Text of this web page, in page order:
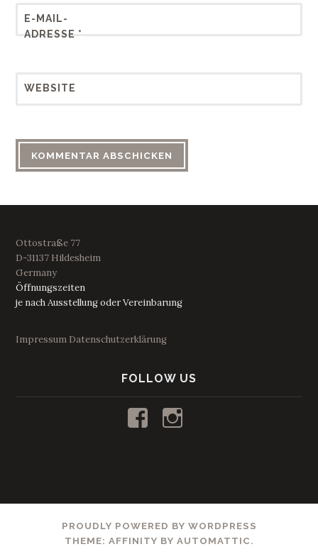
E-MAIL-
ADRESSE *
WEBSITE
Ottostraße 77
D-31137 Hildesheim
Germany
Öffnungszeiten
je nach Ausstellung oder Vereinbarung
Impressum Datenschutzerklärung
FOLLOW US
Profil
von
PROUDLY POWERED BY WORDPRESS
THEME: AFFINITY BY AUTOMATTIC .